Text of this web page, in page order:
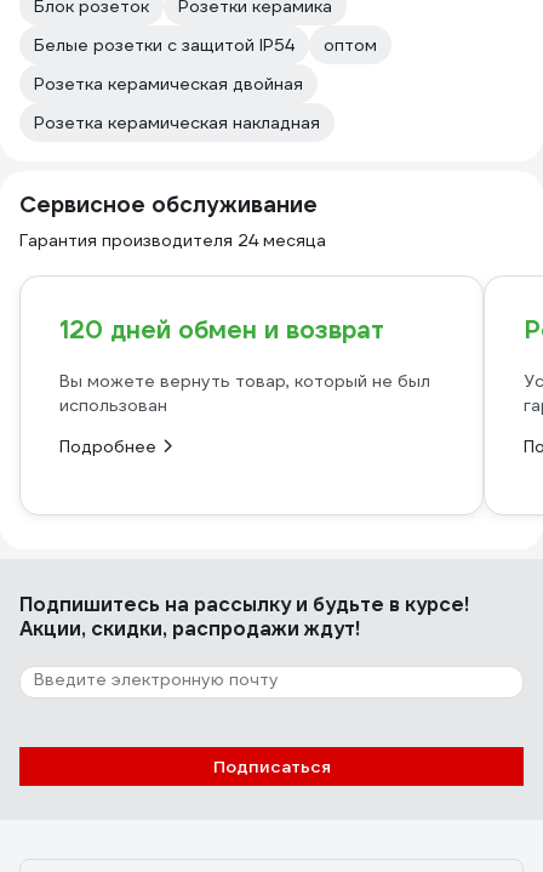
Блок розеток
Розетки керамика
Белые розетки с защитой IP54
оптом
Розетка керамическая двойная
Розетка керамическая накладная
Сервисное обслуживание
Гарантия производителя 24 месяца
120 дней обмен и возврат
Вы можете вернуть товар, который не был
использован
Подробнее
Подпишитесь на рассылкуи будьте в курсе!
Акции, скидки, распродажи ждут!
Подписаться